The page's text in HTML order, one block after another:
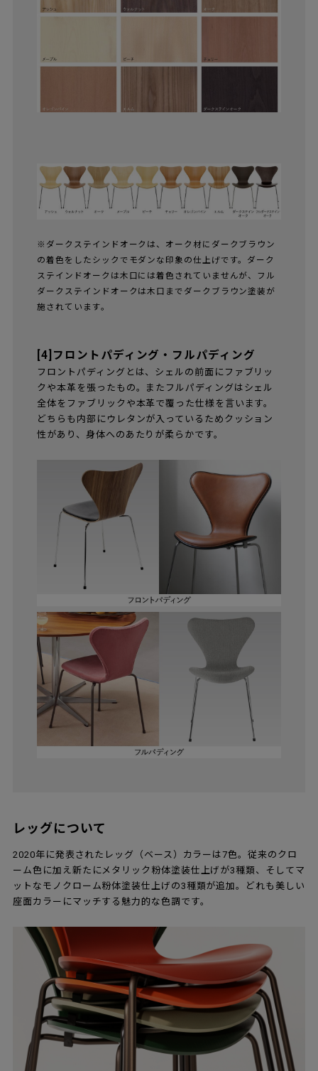
※ダークステインドオークは、オーク材にダークブラウン
の着色をしたシックでモダンな印象の仕上げです。ダーク
ステインドオークは木口には着色されていませんが、フル
ダークステインドオークは木口までダークブラウン塗装が
施されています。
[4]フロントパディング・フルパディング
フロントパディングとは、シェルの前面にファブリッ
クや本革を張ったもの。またフルパディングはシェル
全体をファブリックや本革で覆った仕様を言います。
どちらも内部にウレタンが入っているためクッション
性があり、身体へのあたりが柔らかです。
レッグについて
2020年に発表されたレッグ（ベース）カラーは7色。従来のクロ
ーム色に加え新たにメタリック粉体塗装仕上げが3種類、そしてマ
ットなモノクローム粉体塗装仕上げの3種類が追加。どれも美しい
座面カラーにマッチする魅力的な色調です。